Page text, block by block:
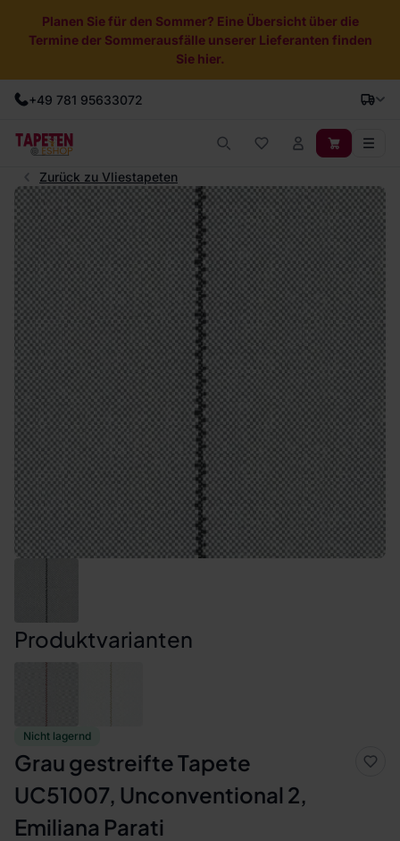
Planen Sie für den Sommer? Eine Übersicht über die
Termine der Sommerausfälle unserer Lieferanten finden
Sie hier.
+49 781 95633072
Zurück zu Vliestapeten
Nicht lagernd
Grau gestreifte Tapete
UC51007, Unconventional 2,
Emiliana Parati
Produktvarianten